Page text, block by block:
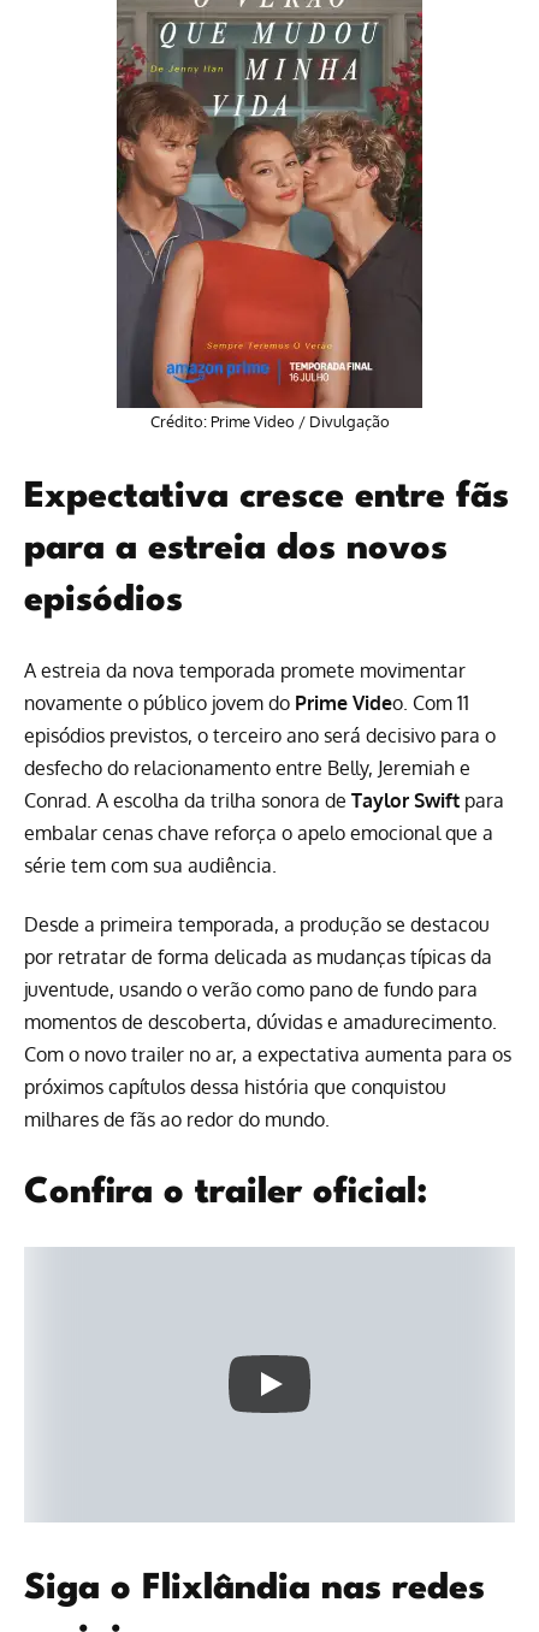
Crédito: Prime Video / Divulgação
Expectativa cresce entre fãs
para a estreia dos novos
episódios
A estreia da nova temporada promete movimentar
novamente o público jovem do Prime Video. Com 11
episódios previstos, o terceiro ano será decisivo para o
desfecho do relacionamento entre Belly, Jeremiah e
Conrad. A escolha da trilha sonora de Taylor Swift para
embalar cenas chave reforça o apelo emocional que a
série tem com sua audiência.
Desde a primeira temporada, a produção se destacou
por retratar de forma delicada as mudanças típicas da
juventude, usando o verão como pano de fundo para
momentos de descoberta, dúvidas e amadurecimento.
Com o novo trailer no ar, a expectativa aumenta para os
próximos capítulos dessa história que conquistou
milhares de fãs ao redor do mundo.
Confira o trailer oficial:
Siga o Flixlândia nas redes